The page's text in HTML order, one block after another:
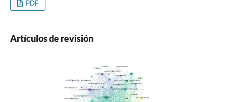
PDF
Artículos de revisión